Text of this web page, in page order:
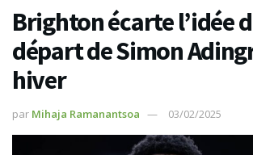
Brighton écarte l’idée
départ de Simon
hiver
par Mihaja Ramanantsoa 03/02/2025